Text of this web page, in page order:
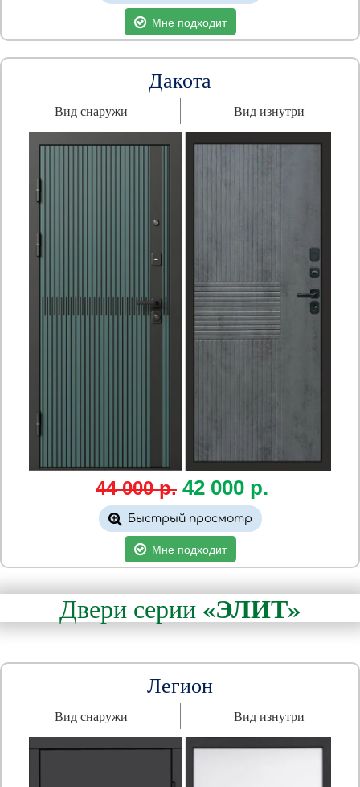
Мне подходит
Дакота
Вид снаружи Вид изнутри
44 000 р. 42 000 р.
Быстрый просмотр
Мне подходит
Двери серии «ЭЛИТ»
Легион
Вид снаружи Вид изнутри